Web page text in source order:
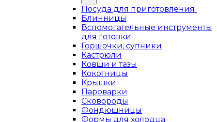
Посуда для приготовления
Блинницы
Вспомогательные инструменты
для готовки
Горшочки, супники
Кастрюли
Ковши и тазы
Кокотницы
Крышки
Пароварки
Сковороды
Фондюшницы
Формы для холодца